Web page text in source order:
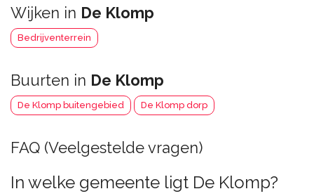
Wijken in De Klomp
Bedrijventerrein
Buurten in De Klomp
De Klomp buitengebied De Klomp dorp
FAQ (Veelgestelde vragen)
In welke gemeente ligt De Klomp?